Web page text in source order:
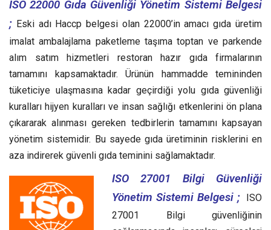
ISO 22000 Gıda Güvenliği Yönetim Sistemi Belgesi
; Eski adı Haccp belgesi olan 22000’in amacı gıda üretim
imalat ambalajlama paketleme taşıma toptan ve parkende
alım satım hizmetleri restoran hazır gıda firmalarının
tamamını kapsamaktadır. Ürünün hammadde temininden
tüketiciye ulaşmasına kadar geçirdiği yolu gıda güvenliği
kuralları hijyen kuralları ve insan sağlığı etkenlerini ön plana
çıkararak alınması gereken tedbirlerin tamamını kapsayan
yönetim sistemidir. Bu sayede gıda üretiminin risklerini en
aza indirerek güvenli gıda teminini sağlamaktadır.
ISO 27001 Bilgi Güvenliği
Yönetim Sistemi Belgesi ;
ISO
27001 Bilgi güvenliğinin